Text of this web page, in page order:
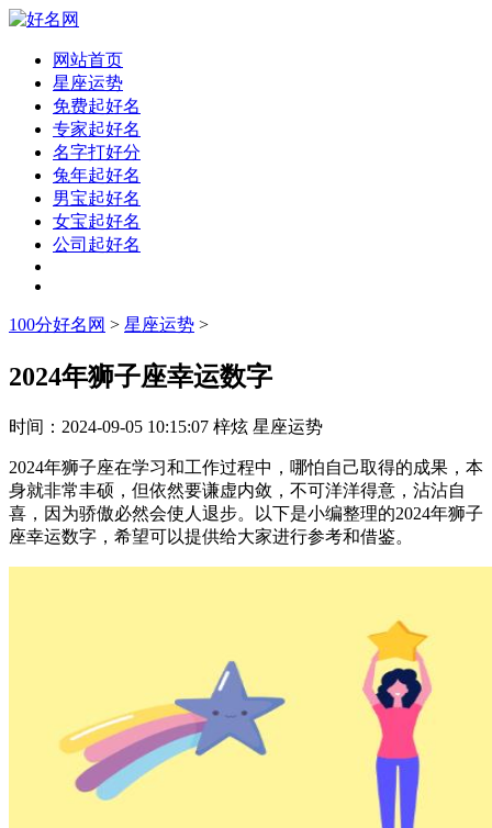
网站首页
星座运势
免费起好名
专家起好名
名字打好分
兔年起好名
男宝起好名
女宝起好名
公司起好名
100分好名网 > 星座运势 >
2024年狮子座幸运数字
时间： 2024-09-05 10:15:07 梓炫 星座运势
2024年狮子座在学习和工作过程中，哪怕自己取得的成果，本
身就非常丰硕，但依然要谦虚内敛，不可洋洋得意，沾沾自
喜，因为骄傲必然会使人退步。以下是小编整理的2024年狮子
座幸运数字，希望可以提供给大家进行参考和借鉴。